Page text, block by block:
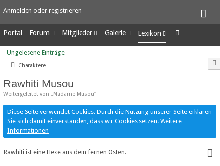
Anmelden oder registrieren
Portal Forum
Unerledigte Themen
Mitglieder
Letzte Aktivitäten
Benutzer online
Galerie
Alben
Bilder
Lexikon
Ungelesene Einträge
Ungelesene Einträge
Charaktere
Rawhiti Musou
Weitergeleitet von „Madame Musou“
Diese Seite verwendet Cookies. Durch die Nutzung unserer Seite erklären
Sie sich damit einverstanden, dass wir Cookies setzen. Weitere
Informationen
Rawhiti ist eine Hexe aus dem fernen Osten.